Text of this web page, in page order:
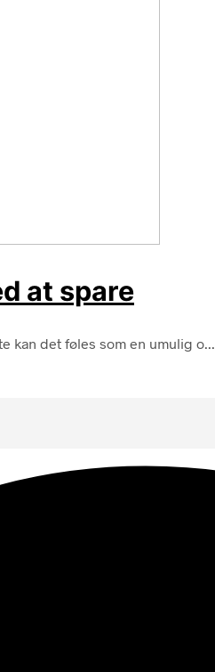
at spare
kan det føles som en umulig o...